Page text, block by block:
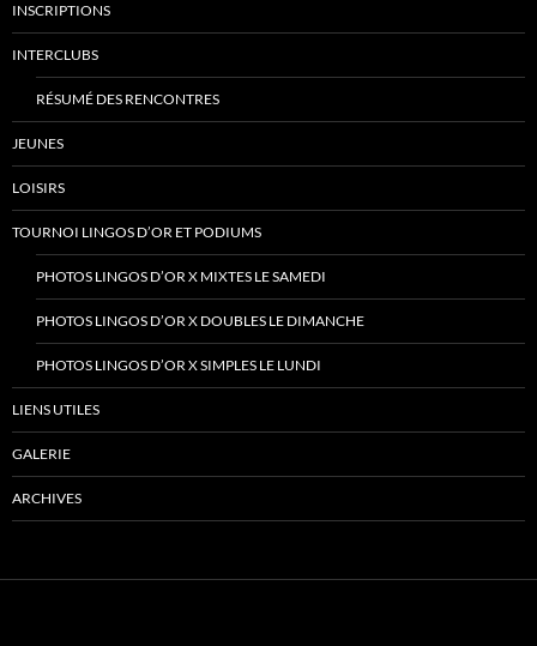
INSCRIPTIONS
INTERCLUBS
RÉSUMÉ DES RENCONTRES
JEUNES
LOISIRS
TOURNOI LINGOS D’OR ET PODIUMS
PHOTOS LINGOS D’OR X MIXTES LE SAMEDI
PHOTOS LINGOS D’OR X DOUBLES LE DIMANCHE
PHOTOS LINGOS D’OR X SIMPLES LE LUNDI
LIENS UTILES
GALERIE
ARCHIVES